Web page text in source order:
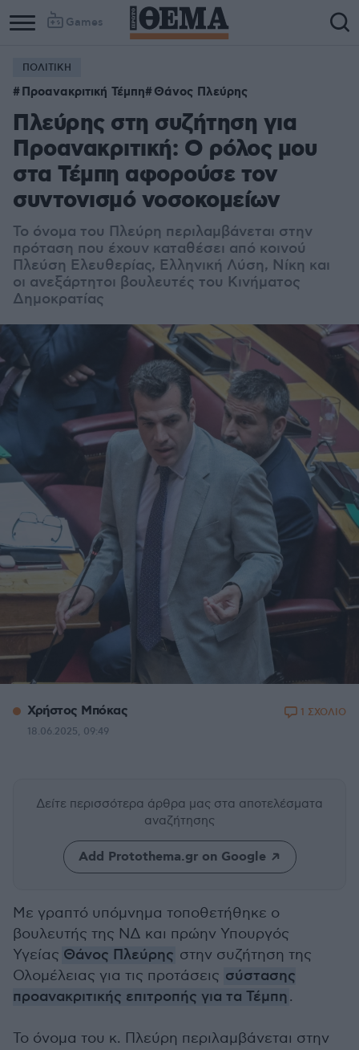
Games
ΠΟΛΙΤΙΚΗ
Προανακριτική Τέμπη Θάνος Πλεύρης
Πλεύρης στη συζήτηση για
Προανακριτική: Ο ρόλος μου
στα Τέμπη αφορούσε τον
συντονισμό νοσοκομείων
Το όνομα του Πλεύρη περιλαμβάνεται στην
πρόταση που έχουν καταθέσει από κοινού
Πλεύση Ελευθερίας, Ελληνική Λύση, Νίκη και
οι ανεξάρτητοι βουλευτές του Κινήματος
Δημοκρατίας
Χρήστος Μπόκας
18.06.2025, 09:49
1 ΣΧΟΛΙΟ
Δείτε περισσότερα άρθρα μας στα αποτελέσματα
αναζήτησης
Add Protothema.gr on Google
Με γραπτό υπόμνημα τοποθετήθηκε ο
βουλευτής της ΝΔ και πρώην Υπουργός
Υγείας Θάνος Πλεύρης στην συζήτηση της
Ολομέλειας για τις προτάσεις σύστασης
προανακριτικής επιτροπής για τα Τέμπη.
Το όνομα του κ. Πλεύρη περιλαμβάνεται στην